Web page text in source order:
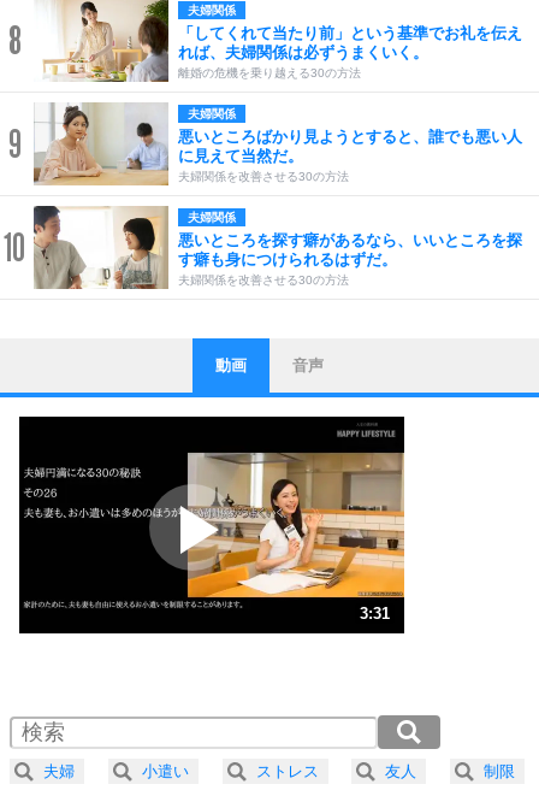
8
夫婦関係
「してくれて当たり前」という基準でお礼を伝え
れば、夫婦関係は必ずうまくいく。
離婚の危機を乗り越える30の方法
9
夫婦関係
悪いところばかり見ようとすると、誰でも悪い人
に見えて当然だ。
夫婦関係を改善させる30の方法
10
夫婦関係
悪いところを探す癖があるなら、いいところを探
す癖も身につけられるはずだ。
夫婦関係を改善させる30の方法
1
ストレス対策
他人と比べない。
いっそのこと、他人を見ない。
いらいらしない人になる30の方法
プラス思考
ポジティブになれない原因は、行動しないから。
ポジティブ思考になる30の方法
ストレス対策
人生、なんとかなるもの。
気楽に生きる30の方法
4 器の大きい人は、怒りを優しさで表現する。
プラス思考
動画 音声
3:31
2.0倍速 （414KB 1分45秒）
2.5倍速 （331KB 1分24秒）
3.0倍速 （276KB 1分10秒）
夫婦 小遣い ストレス 友人 制限